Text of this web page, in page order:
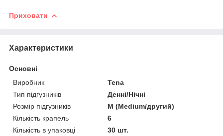
Приховати
Характеристики
Основні
Виробник
Tena
Тип підгузників
Денні/Нічні
Розмір підгузників
M (Medium/другий)
Кількість крапель
6
Кількість в упаковці
30 шт.